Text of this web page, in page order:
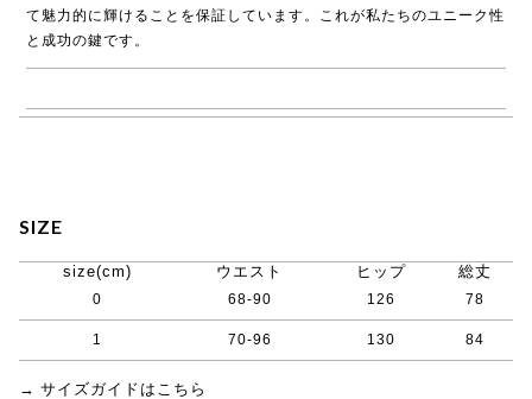
て魅力的に輝けることを保証しています。これが私たちのユニーク性
と成功の鍵です。
SIZE
size(cm) ウエスト ヒップ 総丈
0 68-90 126 78
1 70-96 130 84
→ サイズガイドはこちら